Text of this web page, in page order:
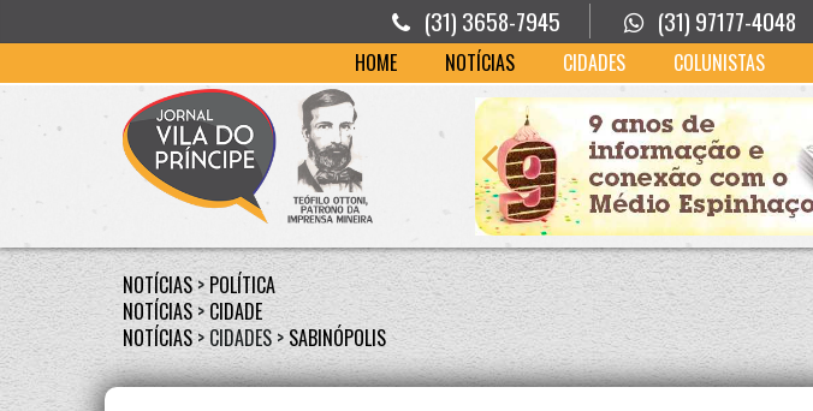
(31) 3658-7945 (31) 97177-4048
HOME NOTÍCIAS CIDADES COLUNISTAS
NOTÍCIAS>POLÍTICA
NOTÍCIAS>CIDADE
NOTÍCIAS> CIDADES > SABINÓPOLIS